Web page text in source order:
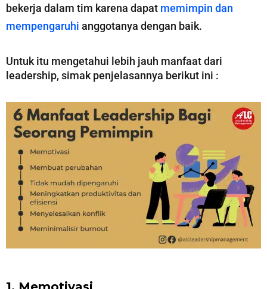
bekerja dalam tim karena dapat memimpin dan
mempengaruhi anggotanya dengan baik.
Untuk itu mengetahui lebih jauh manfaat dari
leadership, simak penjelasannya berikut ini :